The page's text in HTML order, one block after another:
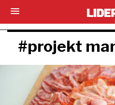
#projekt